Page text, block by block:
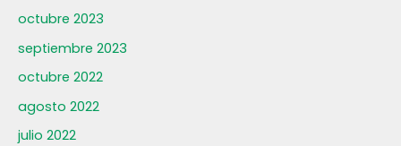
octubre 2023
septiembre 2023
octubre 2022
agosto 2022
julio 2022